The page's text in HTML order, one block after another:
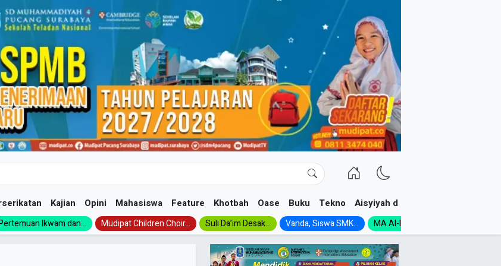
Kajian Opini Mahasiswa Feature Khotbah Oase Buku Tekno Aisyiyah dan NA
Ikwam dan... Mudipat Children Choir... Suli Da’im Desak... Vanda, Siswa SMK... MA Al-Ishlah Gelar...